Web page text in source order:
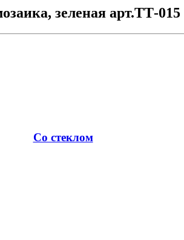
Со стеклом
зеленая арт.TТ-015